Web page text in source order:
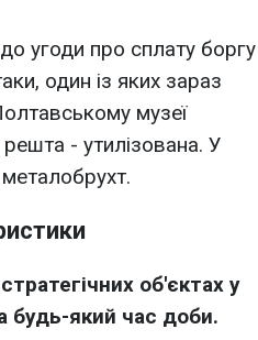
угоди про сплату боргу
один із яких зараз
музеї
решта - утилізована. У
об'єктах у
будь-який час доби.